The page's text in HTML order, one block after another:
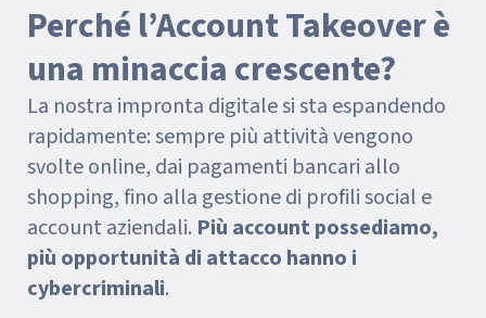
Perché l’Account Takeover è
una minaccia crescente?
La nostra impronta digitale si sta espandendo
rapidamente: sempre più attività vengono
svolte online, dai pagamenti bancari allo
shopping, fino alla gestione di profili social e
account aziendali. Più account possediamo,
più opportunità di attacco hanno i
cybercriminali.